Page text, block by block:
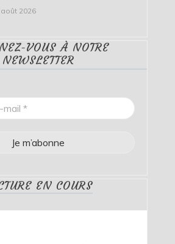
août 2026
VOUS À NOTRE
NEWSLETTER
EN COURS